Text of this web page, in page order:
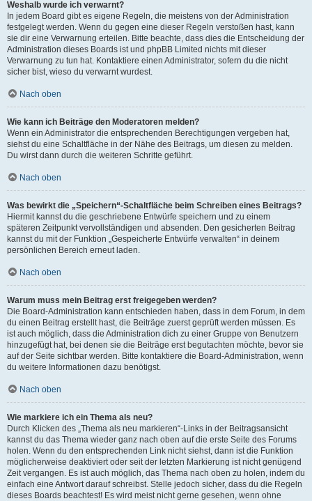
Weshalb wurde ich verwarnt?
In jedem Board gibt es eigene Regeln, die meistens von der Administration
festgelegt werden. Wenn du gegen eine dieser Regeln verstoßen hast, kann
sie dir eine Verwarnung erteilen. Bitte beachte, dass dies die Entscheidung der
Administration dieses Boards ist und phpBB Limited nichts mit dieser
Verwarnung zu tun hat. Kontaktiere einen Administrator, sofern du die nicht
sicher bist, wieso du verwarnt wurdest.
Nach oben
Wie kann ich Beiträge den Moderatoren melden?
Wenn ein Administrator die entsprechenden Berechtigungen vergeben hat,
siehst du eine Schaltfläche in der Nähe des Beitrags, um diesen zu melden.
Du wirst dann durch die weiteren Schritte geführt.
Nach oben
Was bewirkt die „Speichern“-Schaltfläche beim Schreiben eines Beitrags?
Hiermit kannst du die geschriebene Entwürfe speichern und zu einem
späteren Zeitpunkt vervollständigen und absenden. Den gesicherten Beitrag
kannst du mit der Funktion „Gespeicherte Entwürfe verwalten“ in deinem
persönlichen Bereich erneut laden.
Nach oben
Warum muss mein Beitrag erst freigegeben werden?
Die Board-Administration kann entschieden haben, dass in dem Forum, in dem
du einen Beitrag erstellt hast, die Beiträge zuerst geprüft werden müssen. Es
ist auch möglich, dass die Administration dich zu einer Gruppe von Benutzern
hinzugefügt hat, bei denen sie die Beiträge erst begutachten möchte, bevor sie
auf der Seite sichtbar werden. Bitte kontaktiere die Board-Administration, wenn
du weitere Informationen dazu benötigst.
Nach oben
Wie markiere ich ein Thema als neu?
Durch Klicken des „Thema als neu markieren“-Links in der Beitragsansicht
kannst du das Thema wieder ganz nach oben auf die erste Seite des Forums
holen. Wenn du den entsprechenden Link nicht siehst, dann ist die Funktion
möglicherweise deaktiviert oder seit der letzten Markierung ist nicht genügend
Zeit vergangen. Es ist auch möglich, das Thema nach oben zu holen, indem du
einfach eine Antwort darauf schreibst. Stelle jedoch sicher, dass du die Regeln
dieses Boards beachtest! Es wird meist nicht gerne gesehen, wenn ohne